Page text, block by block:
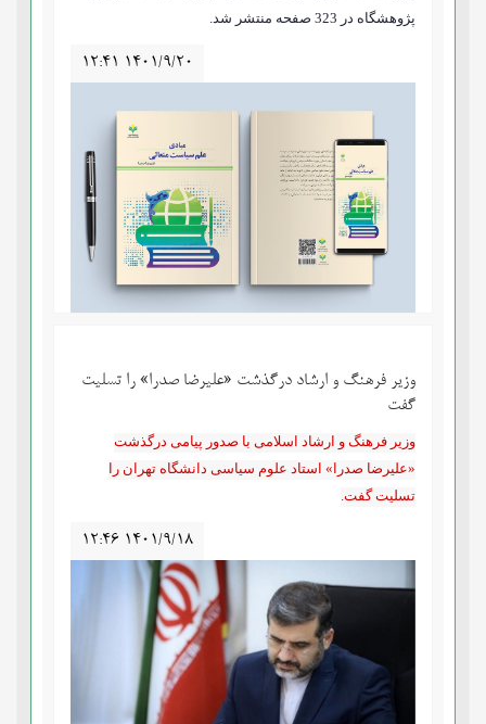
پژوهشگاه در 323 صفحه منتشر شد.
۱۲:۴۱ ۱۴۰۱/۹/۲۰
وزیر فرهنگ و ارشاد درگذشت «علیرضا صدرا» را تسلیت
گفت
وزیر فرهنگ و ارشاد اسلامی با صدور پیامی درگذشت
«علیرضا صدرا» استاد علوم سیاسی دانشگاه تهران را
تسلیت گفت.
۱۲:۴۶ ۱۴۰۱/۹/۱۸